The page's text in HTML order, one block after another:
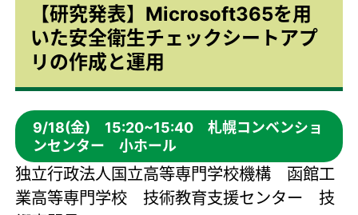
【研究発表】Microsoft365を用
いた安全衛生チェックシートアプ
リの作成と運用
9/18(金) 15:20~15:40 札幌コンベンショ
ンセンター 小ホール
独立行政法人国立高等専門学校機構 函館工
業高等専門学校 技術教育支援センター 技